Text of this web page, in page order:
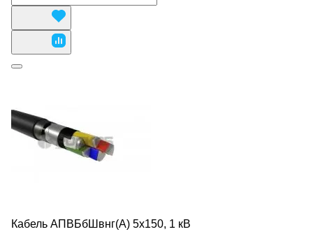
Кабель АПВБбШвнг(А) 5х150, 1 кВ